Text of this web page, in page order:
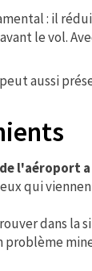
: il
le vol.
aussi
l'aéroport
qui
dans la